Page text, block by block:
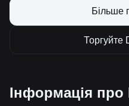
Більше
Торгуйте
Інформація про